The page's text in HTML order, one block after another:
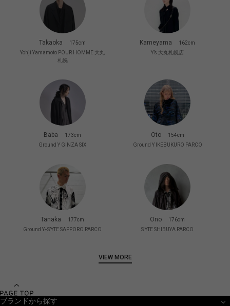
Takaoka
175cm
Yohji Yamamoto POUR HOMME 大丸
札幌
Kameyama
162cm
Y’s 大丸札幌店
Baba
173cm
Ground Y GINZA SIX
Oto
154cm
Ground Y IKEBUKURO PARCO
Tanaka
177cm
Ground Y+S’YTE SAPPORO PARCO
Ono
176cm
S'YTE SHIBUYA PARCO
VIEW MORE
ブランドから探す